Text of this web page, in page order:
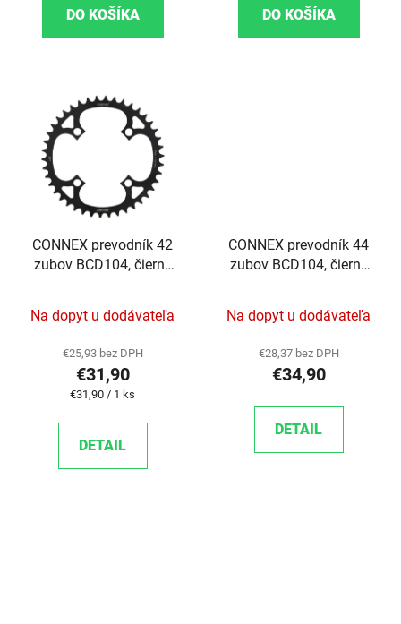
DO KOŠÍKA DO KOŠÍKA
CONNEX prevodník 42
zubov BCD104, čierny
Na dopyt u dodávateľa
€25,93 bez DPH
€31,90
Jednotková cena:
€31,90 / 1 ks
DETAIL
CONNEX prevodník 44
zubov BCD104, čierny
Na dopyt u dodávateľa
€28,37 bez DPH
€34,90
DETAIL